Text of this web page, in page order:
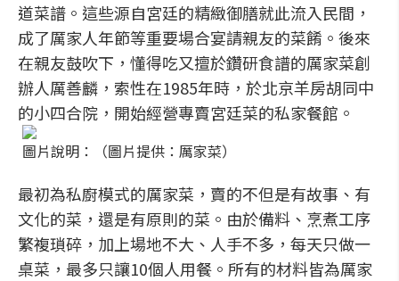
道菜譜。這些源自宮廷的精緻御膳就此流入民間，
成了厲家人年節等重要場合宴請親友的菜餚。後來
在親友鼓吹下，懂得吃又擅於鑽研食譜的厲家菜創
辦人厲善麟，索性在1985年時，於北京羊房胡同中
的小四合院，開始經營專賣宮廷菜的私家餐館。
圖片說明：（圖片提供：厲家菜）
最初為私廚模式的厲家菜，賣的不但是有故事、有
文化的菜，還是有原則的菜。由於備料、烹煮工序
繁複瑣碎，加上場地不大、人手不多，每天只做一
桌菜，最多只讓10個人用餐。所有的材料皆為厲家